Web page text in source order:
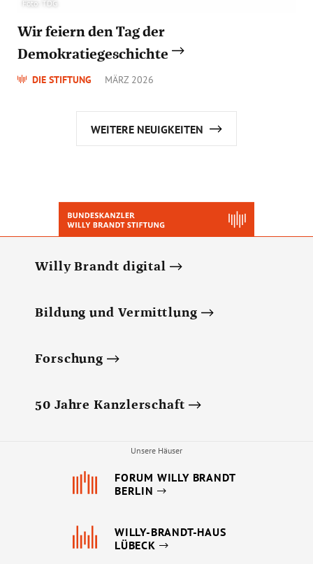
Foto: TDG
Wir feiern den Tag der
Demokratiegeschichte
DIE STIFTUNG MÄRZ 2026
WEITERE NEUIGKEITEN
Willy Brandt digital
Bildung und Vermittlung
Forschung
50 Jahre Kanzlerschaft
Unsere Häuser
FORUM WILLY BRANDT
BERLIN
WILLY-BRANDT-HAUS
LÜBECK